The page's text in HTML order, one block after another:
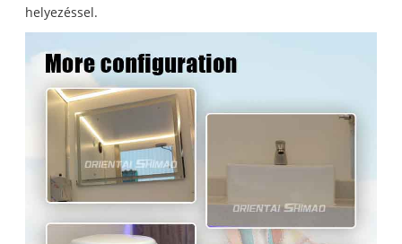
helyezéssel.